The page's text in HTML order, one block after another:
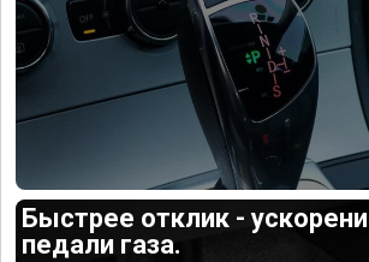
Быстрее отклик -
педали газа.